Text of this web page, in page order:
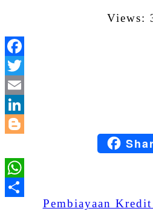
Views:
Blogger
Pembiayaan